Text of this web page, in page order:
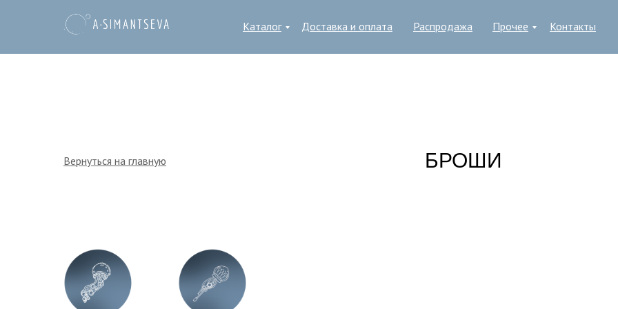
Каталог Контакты
Доставка и оплата Прочее
Распродажа
БРОШИ
Вернуться на главную